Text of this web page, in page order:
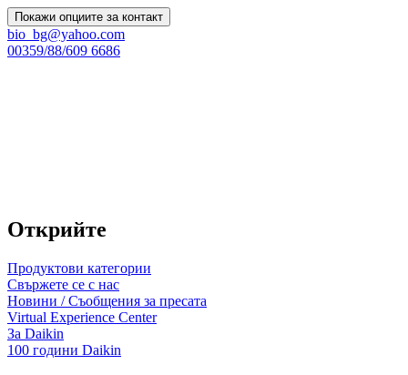
Покажи опциите за контакт
bio_bg@yahoo.com
00359/88/609 6686
Открийте
Продуктови категории
Свържете се с нас
Новини / Съобщения за пресата
Virtual Experience Center
За Daikin
100 години Daikin